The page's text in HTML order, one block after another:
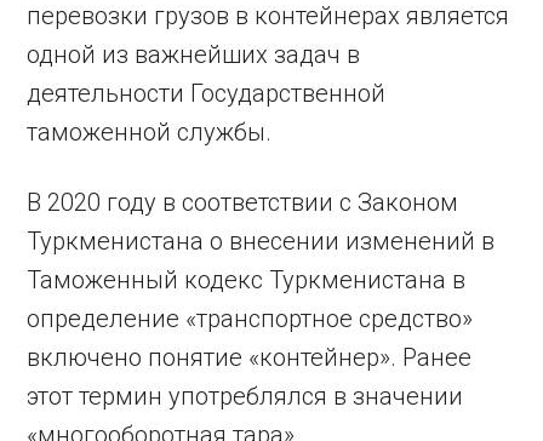
перевозки грузов в контейнерах является
одной из важнейших задач в
деятельности Государственной
таможенной службы.
В 2020 году в соответствии с Законом
Туркменистана о внесении изменений в
Таможенный кодекс Туркменистана в
определение «транспортное средство»
включено понятие «контейнер». Ранее
этот термин употреблялся в значении
«многооборотная тара».